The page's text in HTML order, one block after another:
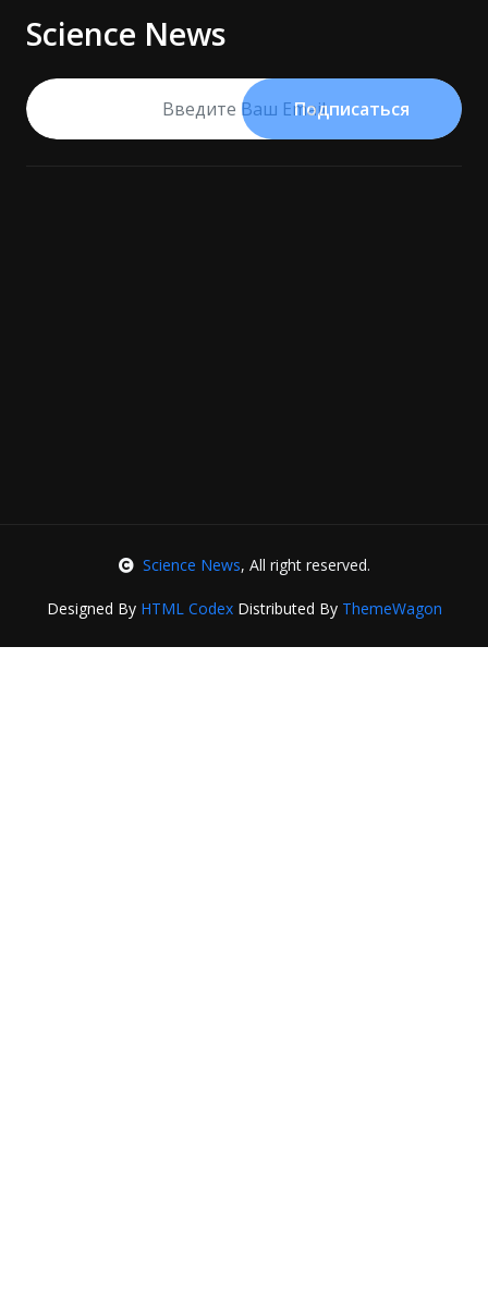
Science News
Подписаться
Science News, All right reserved.
Designed By HTML CodexDistributed By ThemeWagon